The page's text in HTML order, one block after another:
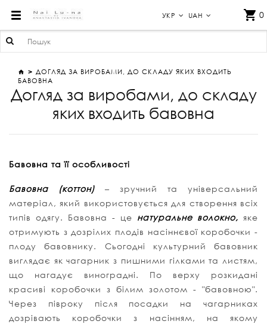
УКР UAH 0
ДОГЛЯД ЗА ВИРОБАМИ, ДО СКЛАДУ ЯКИХ ВХОДИТЬ
БАВОВНА
Догляд за виробами, до складу
яких входить бавовна
Бавовна та її особливості
Бавовна (коттон) – зручний та універсальний
матеріал, який використовується для створення всіх
типів одягу. Бавовна - це натуральне волокно, яке
отримують з дозрілих плодів насіннєвої коробочки -
плоду бавовнику. Сьогодні культурний бавовник
виглядає як чагарник з пишними гілками та листям,
що нагадує виноградні. По верху розкидані
красиві коробочки з білим золотом - "бавовною".
Через півроку після посадки на чагарниках
дозрівають коробочки з насінням, на якому
ДОГЛЯД ЗА ВИРОБАМИ, ДО СКЛАДУ ЯКИХ ВХОДИТЬ БАВОВНА